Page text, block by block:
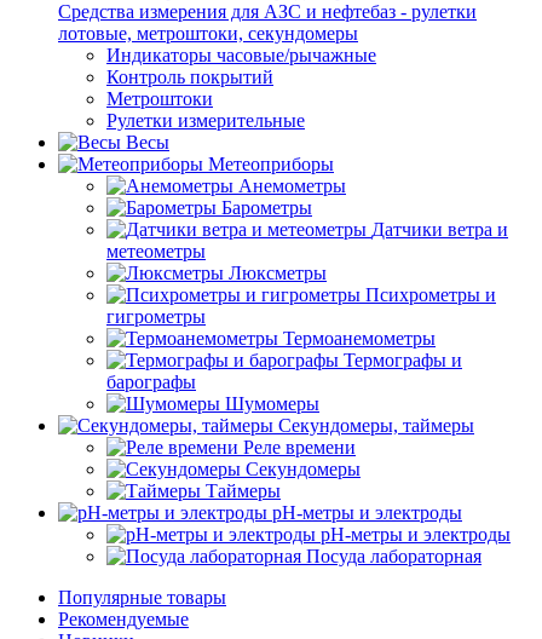
Средства измерения для АЗС и нефтебаз - рулетки
лотовые, метроштоки, секундомеры
Индикаторы часовые/рычажные
Контроль покрытий
Метроштоки
Рулетки измерительные
Весы
Метеоприборы
Анемометры
Барометры
Датчики ветра и
метеометры
Люксметры
Психрометры и
гигрометры
Термоанемометры
Термографы и
барографы
Шумомеры
Секундомеры, таймеры
Реле времени
Секундомеры
Таймеры
pH-метры и электроды
pH-метры и электроды
Посуда лабораторная
Популярные товары
Рекомендуемые